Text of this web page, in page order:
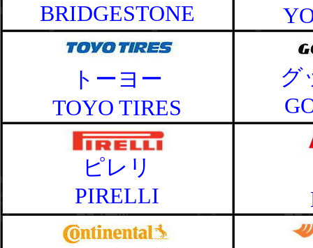
BRIDGESTONE
トーヨー
TOYO TIRES
グ
ピレリ
PIRELLI